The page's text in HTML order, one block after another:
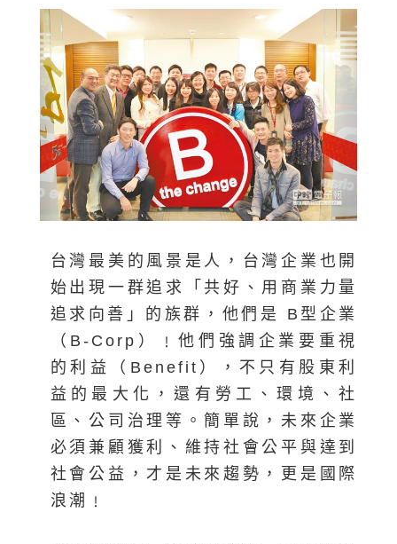
台灣最美的風景是人，台灣企業也開
始出現一群追求「共好、用商業力量
追求向善」的族群，他們是 B型企業
（B-Corp）﹗他們強調企業要重視
的利益（Benefit），不只有股東利
益的最大化，還有勞工、環境、社
區、公司治理等。簡單說，未來企業
必須兼顧獲利、維持社會公平與達到
社會公益，才是未來趨勢，更是國際
浪潮﹗